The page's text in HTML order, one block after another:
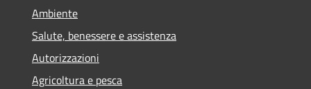
Ambiente
Salute, benessere e assistenza
Autorizzazioni
Agricoltura e pesca